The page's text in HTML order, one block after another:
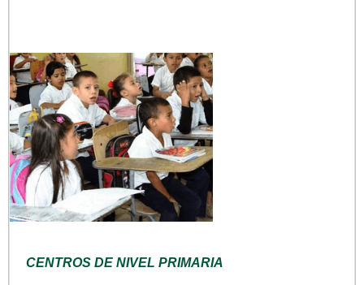
CENTROS DE NIVEL PRIMARIA